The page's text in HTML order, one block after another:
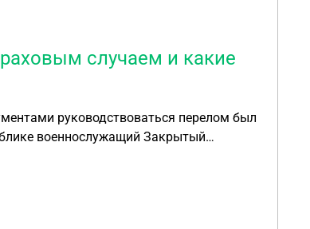
случаем и какие
руководствоваться перелом был
военнослужащий Закрытый
со смещением осколков